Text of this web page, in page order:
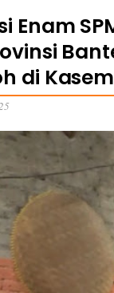
Enam
di